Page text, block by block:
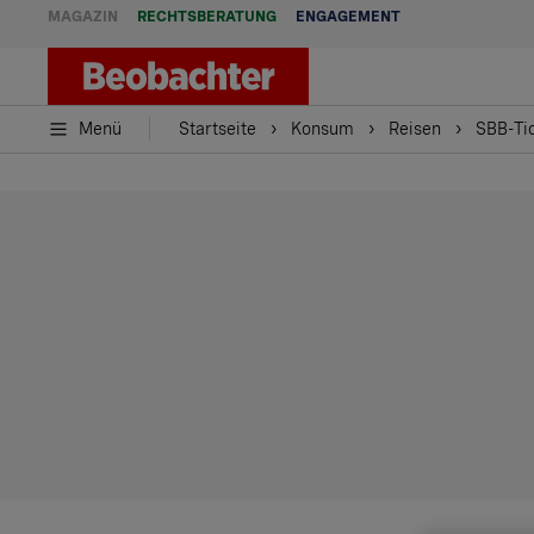
MAGAZIN RECHTSBERATUNG ENGAGEMENT
Menü Startseite Konsum Reisen SBB-